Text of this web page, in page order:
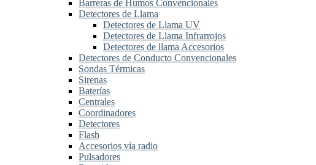
Barreras de Humos Convencionales
Detectores de Llama
Detectores de Llama UV
Detectores de Llama Infrarrojos
Detectores de llama Accesorios
Detectores de Conducto Convencionales
Sondas Térmicas
Sirenas
Baterías
Centrales
Coordinadores
Detectores
Flash
Accesorios vía radio
Pulsadores